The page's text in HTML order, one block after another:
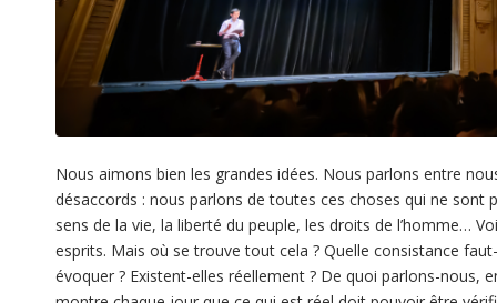
Nous aimons bien les grandes idées. Nous parlons entre
désaccords : nous parlons de toutes ces choses qui ne
sens de la vie, la liberté du peuple, les droits de l’homme…
esprits. Mais où se trouve tout cela ? Quelle consistance
évoquer ? Existent-elles réellement ? De quoi parlons-nous,